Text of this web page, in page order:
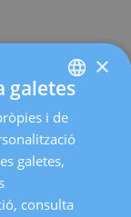
SPANISH
CATALÀ
FRENCH
×
galetes
i de
galetes,
consulta